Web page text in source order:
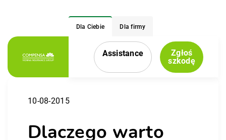
Dla Ciebie Dla firmy
Menu nawigacyjne
Assistance
Zgłoś
szkodę
10-08-2015
Dlaczego warto